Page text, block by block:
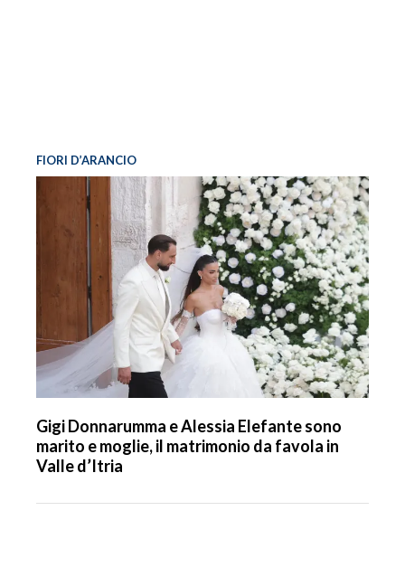
FIORI D’ARANCIO
Gigi Donnarumma e Alessia Elefante sono
marito e moglie, il matrimonio da favola in
Valle d’Itria